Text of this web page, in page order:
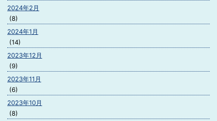
2024年2月
(8)
2024年1月
(14)
2023年12月
(9)
2023年11月
(6)
2023年10月
(8)